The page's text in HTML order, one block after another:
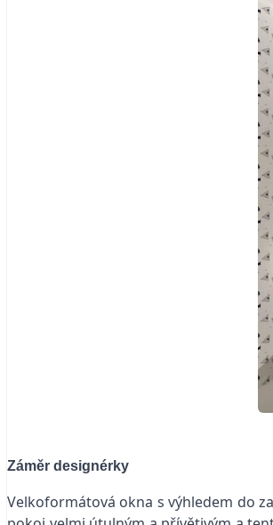
Záměr designérky
Velkoformátová okna s výhledem do